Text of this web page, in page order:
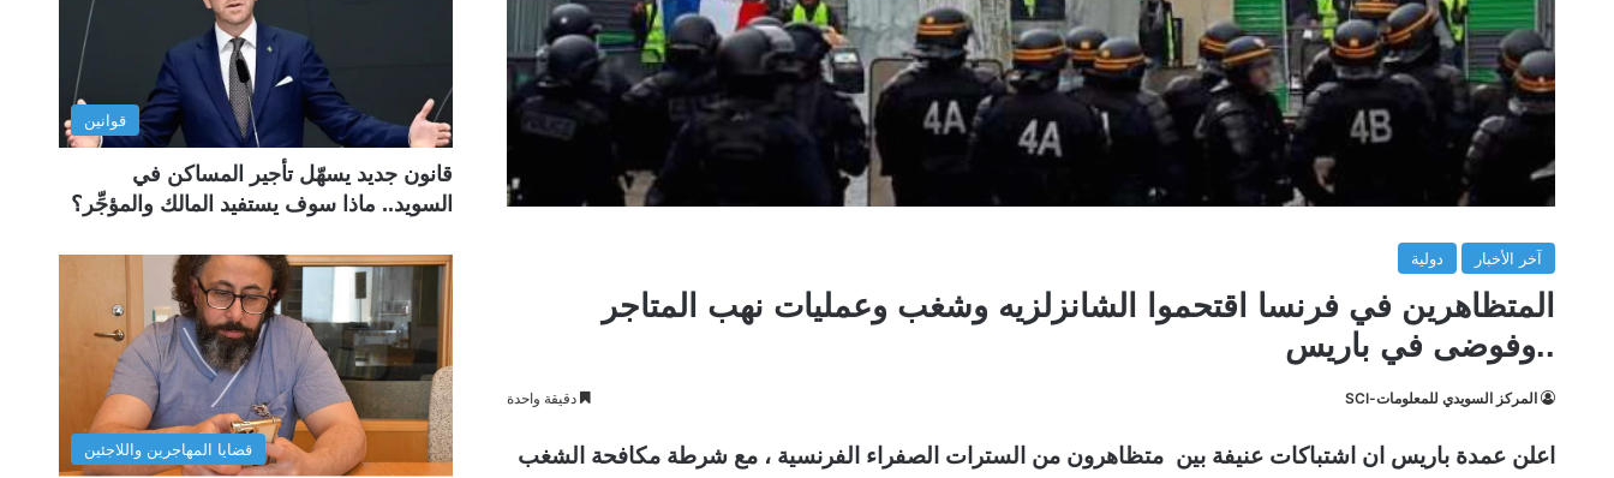
آخر الأخبار دولية
المتظاهرين في فرنسا اقتحموا الشانزلزيه وشغب وعمليات نهب المتاجر
..وفوضى في باريس
المركز السويدي للمعلومات-SCI دقيقة واحدة
اعلن عمدة باريس ان اشتباكات عنيفة بين متظاهرون من السترات الصفراء الفرنسية ، مع شرطة مكافحة الشغب
قوانين
قانون جديد يسهّل تأجير المساكن في
السويد.. ماذا سوف يستفيد المالك والمؤجِّر؟
قضايا المهاجرين واللاجئين